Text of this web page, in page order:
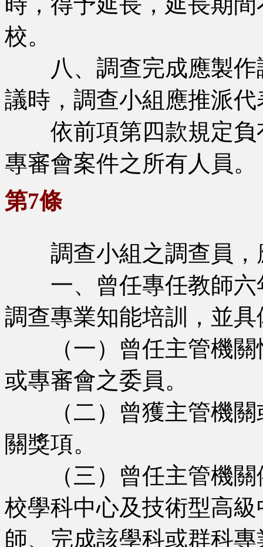
校。
八、調查完成應製作
議時，調查小組應推派
依前項第四款規定負
專審會案件之所有人員。
第7條
調查小組之調查員，
一、曾任專任教師六
調查專業知能培訓，並
（一）曾任主管機關
或專審會之委員。
（二）曾獲主管機關
關獎項。
（三）曾任主管機關
校學科中心及技術型高
師、完成該學科或群科